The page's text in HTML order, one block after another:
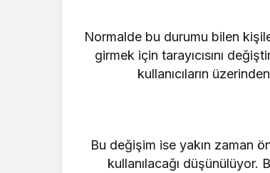
Normalde bu durumu bilen
girmek için tarayıcısını
kullanıcıların
Bu değişim ise yakın zaman
kullanılacağı